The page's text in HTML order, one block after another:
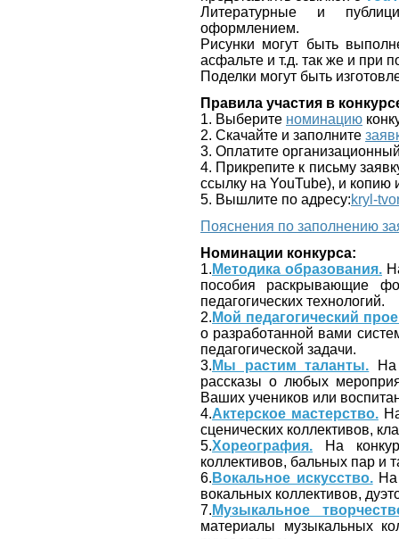
Литературные и
оформлением.
Рисунки могут быть
асфальте и т.д. так же и при
Поделки могут быть
Правила участия в
1. Выберите номинацию
2. Скачайте и заполните
3. Оплатите
4. Прикрепите к письму
ссылку на YouTube), и копию
5. Вышлите по адресу:kryl-
Пояснения по заполнению
Номинации конкурса:
1. Методика образования.
пособия раскрывающие
педагогических технологий.
2. Мой педагогический
о разработанной вами
педагогической задачи.
3. Мы растим таланты. На
рассказы о любых
Ваших учеников или
4.Актерское мастерство.На
сценических коллективов,
5.Хореография. На
коллективов, бальных пар и
6. Вокальное искусство.На
вокальных коллективов,
7. Музыкальное
материалы музыкальных